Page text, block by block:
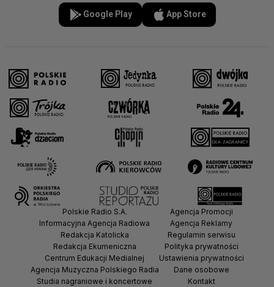
Google Play App Store
Polskie Radio S.A.
Informacyjna Agencja Radiowa
Redakcja Katolicka
Redakcja Ekumeniczna
Centrum Edukacji Medialnej
Agencja Muzyczna Polskiego Radia
Studia nagraniowe i koncertowe
Agencja Promocji
Agencja Reklamy
Regulamin serwisu
Polityka prywatności
Ustawienia prywatności
Dane osobowe
Kontakt